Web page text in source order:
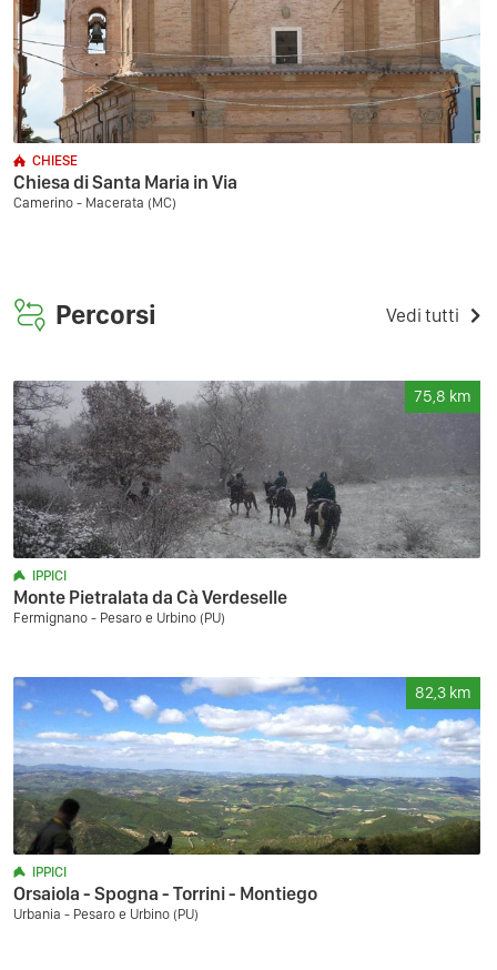
CHIESE
Chiesa di Santa Maria in Via
Camerino - Macerata (MC)
Percorsi Vedi tutti
75,8 km
IPPICI
Monte Pietralata da Cà Verdeselle
Fermignano - Pesaro e Urbino (PU)
82,3 km
IPPICI
Orsaiola - Spogna - Torrini - Montiego
Urbania - Pesaro e Urbino (PU)